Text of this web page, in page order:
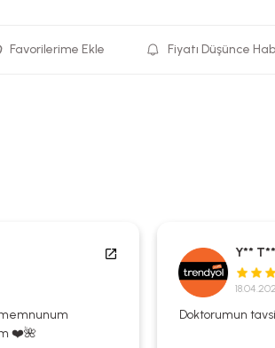
Fiyatı Düşünce
❤️🌺
Y** T**
Doktorumun